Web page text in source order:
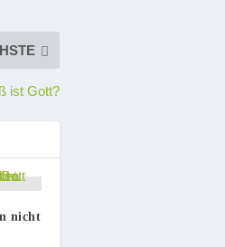
ist Gott?
nicht